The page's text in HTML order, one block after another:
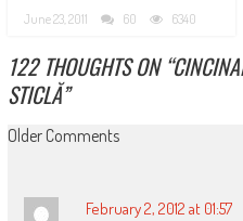
June 23, 2011 60 6340
122 THOUGHTS ON “
STICLĂ”
COMMENT
Older Comments
February 2, 2012 at 01:57